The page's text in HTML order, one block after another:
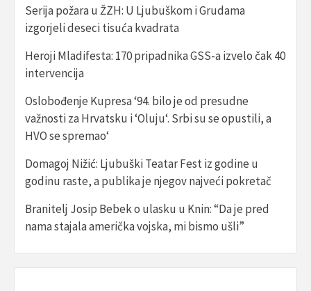
Serija požara u ŽZH: U Ljubuškom i Grudama
izgorjeli deseci tisuća kvadrata
Heroji Mladifesta: 170 pripadnika GSS-a izvelo čak 40
intervencija
Oslobođenje Kupresa ‘94. bilo je od presudne
važnosti za Hrvatsku i ‘Oluju‘. Srbi su se opustili, a
HVO se spremao‘
Domagoj Nižić: Ljubuški Teatar Fest iz godine u
godinu raste, a publika je njegov najveći pokretač
Branitelj Josip Bebek o ulasku u Knin: “Da je pred
nama stajala američka vojska, mi bismo ušli”